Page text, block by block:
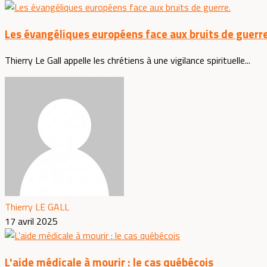
Les évangéliques européens face aux bruits de
Thierry Le Gall appelle les chrétiens à une vigilance spirituelle...
Thierry LE GALL
17 avril 2025
L'aide médicale à mourir : le cas québécois